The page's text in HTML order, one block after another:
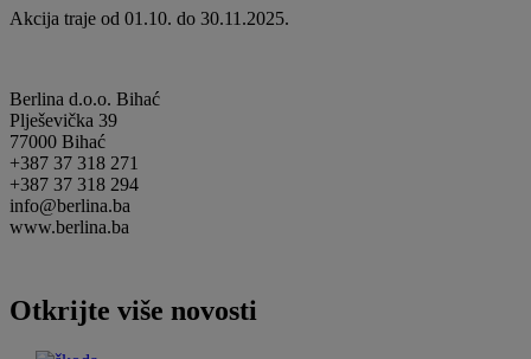
Akcija traje od 01.10. do 30.11.2025.
Berlina d.o.o. Bihać
Plješevička 39
77000 Bihać
+387 37 318 271
+387 37 318 294
info@berlina.ba
www.berlina.ba
Otkrijte više novosti